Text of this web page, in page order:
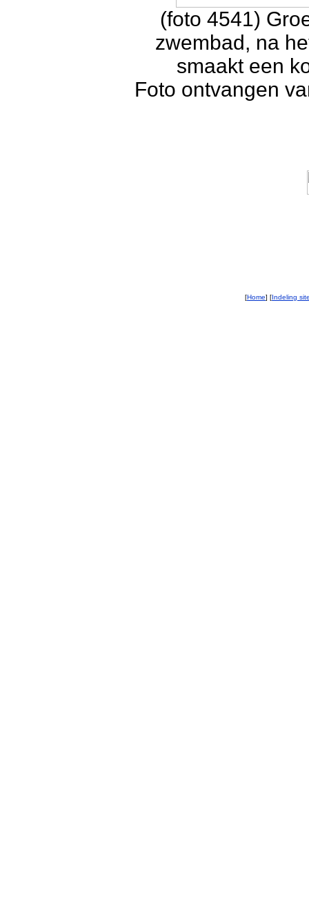
(foto 4541)
zwembad, na
smaakt een
Foto ontvangen
[Home] [Indeling